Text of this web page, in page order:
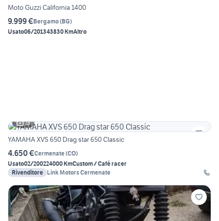
Moto Guzzi California 1400
9.999 €Bergamo(BG)
Usato06/201343830 KmAltro
18
YAMAHA XVS 650 Drag star 650 Classic
4.650 €Cermenate(CO)
Usato02/200224000 KmCustom / Café racer
Rivenditore Link Motors Cermenate